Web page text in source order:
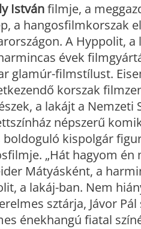
Istvánfilmje, a
a hangosfilmkorszak
A Hyppolit,
évek
glamúr-filmstílust.
korszak
a lakájt a Nemzeti
népszerű
boldoguló kispolgár
„Hát hagyom én
Mátyásként, a
a lakáj-ban. Nem
sztárja, Jávor
énekhangú fiatal